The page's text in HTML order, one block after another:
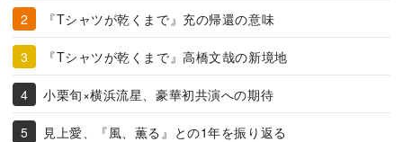
『Tシャツが乾くまで』充の帰還の意味
『Tシャツが乾くまで』高橋文哉の新境地
小栗旬×横浜流星、豪華初共演への期待
見上愛、『風、薫る』との1年を振り返る